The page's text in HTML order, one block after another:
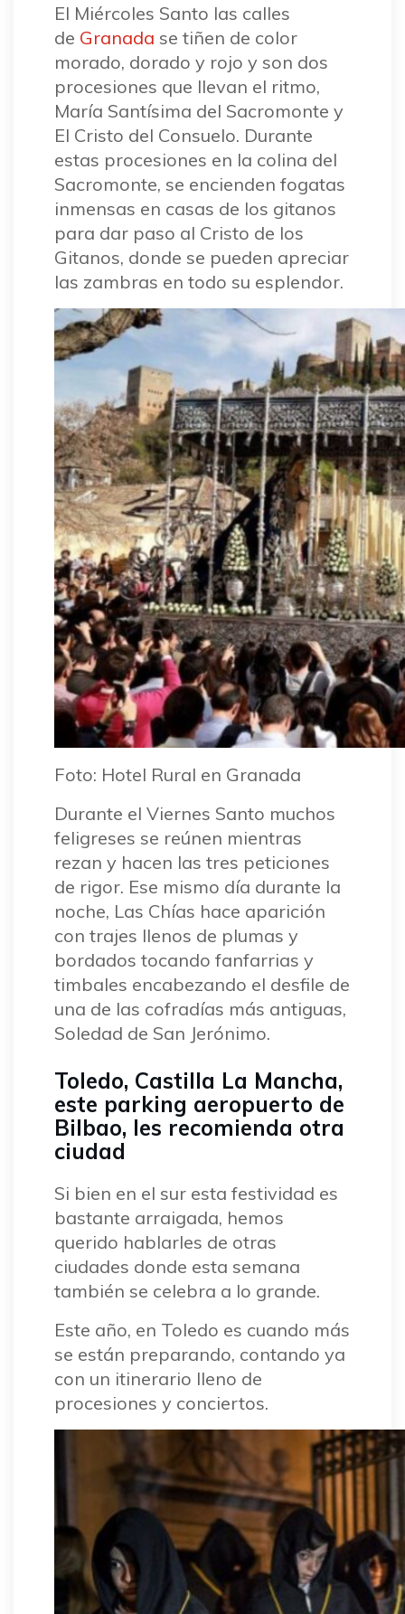
El Miércoles Santo las calles
de Granada se tiñen de color
morado, dorado y rojo y son dos
procesiones que llevan el ritmo,
María Santísima del Sacromonte y
El Cristo del Consuelo. Durante
estas procesiones en la colina del
Sacromonte, se encienden fogatas
inmensas en casas de los gitanos
para dar paso al Cristo de los
Gitanos, donde se pueden apreciar
las zambras en todo su esplendor.
Foto: Hotel Rural en Granada
Durante el Viernes Santo muchos
feligreses se reúnen mientras
rezan y hacen las tres peticiones
de rigor. Ese mismo día durante la
noche, Las Chías hace aparición
con trajes llenos de plumas y
bordados tocando fanfarrias y
timbales encabezando el desfile de
una de las cofradías más antiguas,
Soledad de San Jerónimo.
Toledo, Castilla La Mancha,
este parking aeropuerto de
Bilbao, les recomienda otra
ciudad
Si bien en el sur esta festividad es
bastante arraigada, hemos
querido hablarles de otras
ciudades donde esta semana
también se celebra a lo grande.
Este año, en Toledo es cuando más
se están preparando, contando ya
con un itinerario lleno de
procesiones y conciertos.